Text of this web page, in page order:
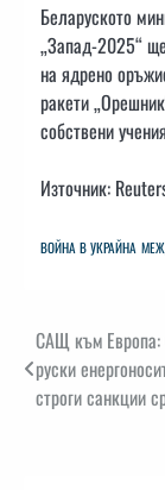
Беларуското
„Запад-2025“
на ядрено
ракети
собствени
Източник:
ВОЙНА В УКРАЙНА
Навигация
САЩ към Европа:
руски
строги санкции